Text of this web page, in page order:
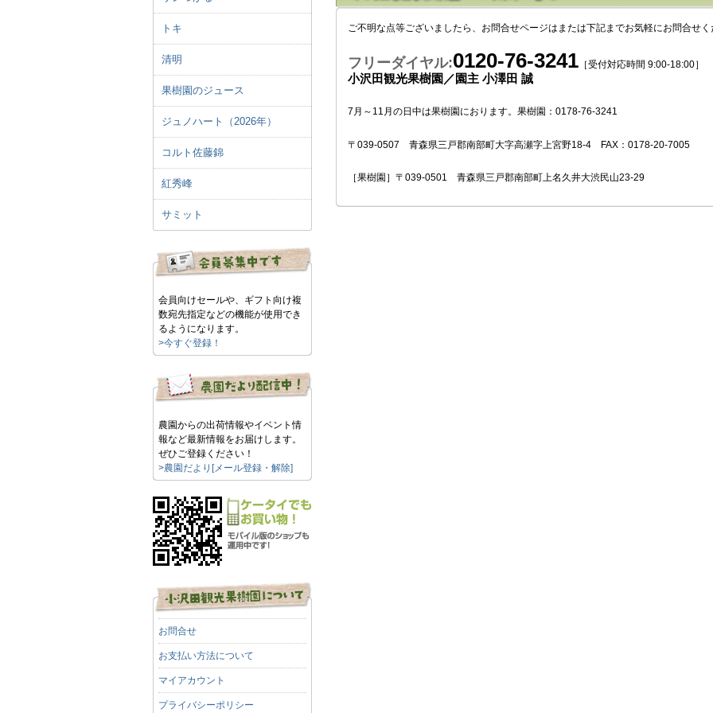
ご不明な点等ございましたら、お問合せページはまたは下記までお気軽にお問合せく
フリーダイヤル:0120-76-3241 ［受付対応時間 9:00-18:00］
小沢田観光果樹園／園主 小澤田 誠
7月～11月の日中は果樹園におります。果樹園：0178-76-3241
〒039-0507 青森県三戸郡南部町大字高瀬字上宮野18-4 FAX：0178-20-7005
［果樹園］〒039-0501 青森県三戸郡南部町上名久井大渋民山23-29
トキ
清明
果樹園のジュース
ジュノハート（2026年）
コルト佐藤錦
紅秀峰
サミット
会員向けセールや、ギフト向け複
数宛先指定などの機能が使用でき
るようになります。
>今すぐ登録！
農園からの出荷情報やイベント情
報など最新情報をお届けします。
ぜひご登録ください！
>農園だより[メール登録・解除]
お問合せ
お支払い方法について
マイアカウント
プライバシーポリシー